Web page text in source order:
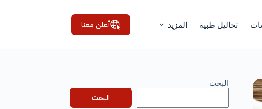
تحاليل طبية المزيد أعلن معنا
البحث
البحث